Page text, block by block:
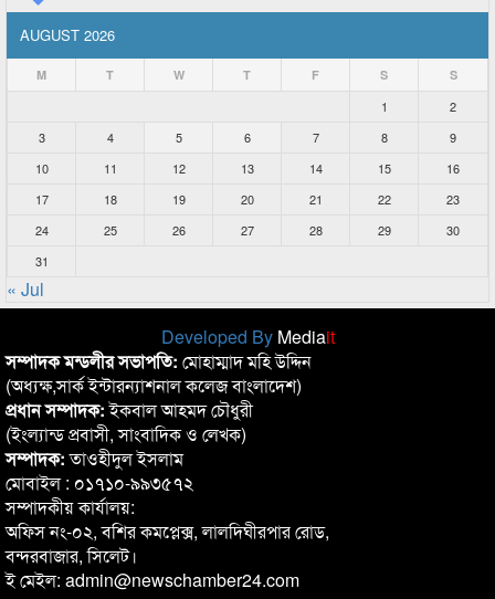
AUGUST 2026
M T W T F S S
1
2
3
4 5 6 7 8
9
10
11 12 13 14 15
16
17
18 19 20 21 22
23
24
25 26 27 28 29
30
31
« Jul
Developed By Mediait
সম্পাদক মন্ডলীর সভাপতি: মোহাম্মাদ মহি উদ্দিন
(অধ্যক্ষ,সার্ক ইন্টারন্যাশনাল কলেজ বাংলাদেশ)
প্রধান সম্পাদক:ইকবাল আহমদ চৌধুরী
(ইংল্যান্ড প্রবাসী, সাংবাদিক ও লেখক)
সম্পাদক:তাওহীদুল ইসলাম
মোবাইল : ০১৭১০-৯৯৩৫৭২
সম্পাদকীয় কার্যালয়:
অফিস নং-০২, বশির কমপ্লেক্স, লালদিঘীরপার রোড,
বন্দরবাজার, সিলেট।
ই মেইল: admin@newschamber24.com